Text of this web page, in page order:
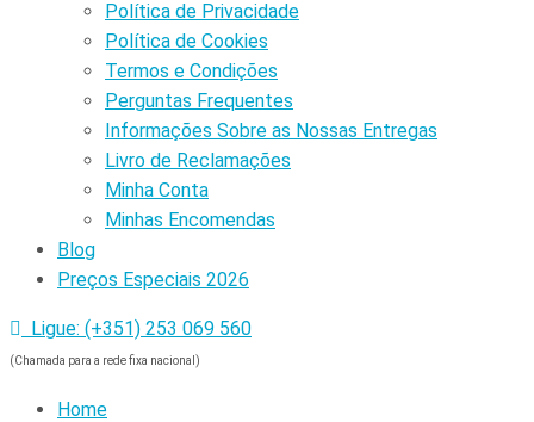
Política de Privacidade
Política de Cookies
Termos e Condições
Perguntas Frequentes
Informações Sobre as Nossas Entregas
Livro de Reclamações
Minha Conta
Minhas Encomendas
Blog
Preços Especiais 2026
Ligue: (+351) 253 069 560
(Chamada para a rede fixa nacional)
Home